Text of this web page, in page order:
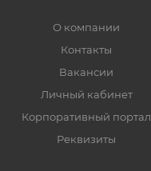
О компании
Контакты
Вакансии
Личный кабинет
Корпоративный портал
Реквизиты